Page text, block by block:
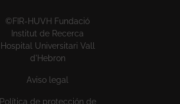
©FIR-HUVH Fundació
Institut de Recerca
Hospital Universitari Vall
d'Hebron
Aviso legal
Política de protección de